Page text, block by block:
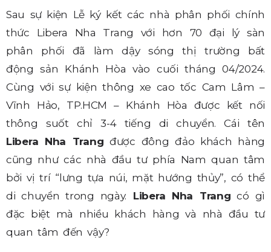
Sau sự kiện Lễ ký kết các nhà phân phối chính
thức Libera Nha Trang với hơn 70 đại lý sàn
phân phối đã làm dậy sóng thị trường bất
động sản Khánh Hòa vào cuối tháng 04/2024.
Cùng với sự kiện thông xe cao tốc Cam Lâm –
Vĩnh Hảo, TP.HCM – Khánh Hòa được kết nối
thông suốt chỉ 3-4 tiếng di chuyển. Cái tên
Libera Nha Trang được đông đảo khách hàng
cũng như các nhà đầu tư phía Nam quan tâm
bởi vị trí “lưng tựa núi, mặt hướng thủy”, có thể
di chuyển trong ngày. Libera Nha Trang có gì
đặc biệt mà nhiều khách hàng và nhà đầu tư
quan tâm đến vậy?